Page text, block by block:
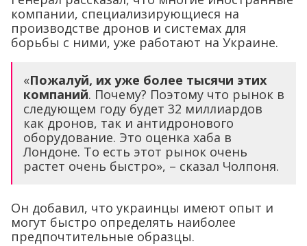
компании, специализирующиеся на
производстве дронов и системах для
борьбы с ними, уже работают на Украине.
«Пожалуй, их уже более тысячи этих
компаний. Почему? Поэтому что рынок в
следующем году будет 32 миллиардов
как дронов, так и антидронового
оборудование. Это оценка хаба в
Лондоне. То есть этот рынок очень
растет очень быстро», – сказал Чолпоня.
Он добавил, что украинцы имеют опыт и
могут быстро определять наиболее
предпочтительные образцы.